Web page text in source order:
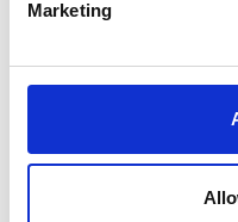
Marketing
como queimadores,
A não utilização de
superior a 20% ou